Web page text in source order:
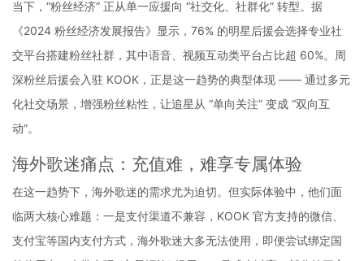
当下，“粉丝经济” 正从单一应援向 “社交化、社群化” 转型。据
《2024 粉丝经济发展报告》显示，76% 的明星后援会选择专业社
交平台搭建粉丝社群，其中语音、视频互动类平台占比超 60%。周
深粉丝后援会入驻 KOOK，正是这一趋势的典型体现 —— 通过多元
化社交场景，增强粉丝粘性，让追星从 “单向关注” 变成 “双向互
动”。
海外歌迷痛点：充值难，难享专属体验
在这一趋势下，海外歌迷的需求尤为迫切。但实际体验中，他们面
临两大核心难题：一是支付渠道不兼容，KOOK 官方支持的微信、
支付宝等国内支付方式，海外歌迷大多无法使用，即便尝试绑定国